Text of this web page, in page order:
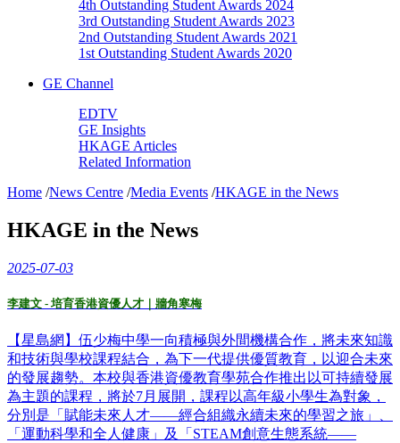
4th Outstanding Student Awards 2024
3rd Outstanding Student Awards 2023
2nd Outstanding Student Awards 2021
1st Outstanding Student Awards 2020
GE Channel
EDTV
GE Insights
HKAGE Articles
Related Information
Home /News Centre /Media Events /HKAGE in the News
HKAGE in the News
2025-07-03
李建文 - 培育香港資優人才｜牆角寒梅
【星島網】伍少梅中學一向積極與外間機構合作，將未來知識
和技術與學校課程結合，為下一代提供優質教育，以迎合未來
的發展趨勢。本校與香港資優教育學苑合作推出以可持續發展
為主題的課程，將於7月展開，課程以高年級小學生為對象，
分別是「賦能未來人才——經合組織永續未來的學習之旅」、
「運動科學和全人健康」及「STEAM創意生態系統——